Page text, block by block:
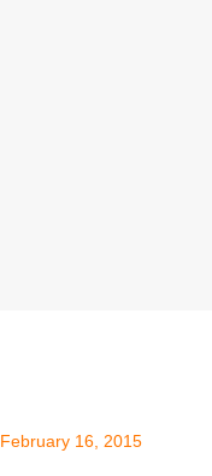
February 16, 2015